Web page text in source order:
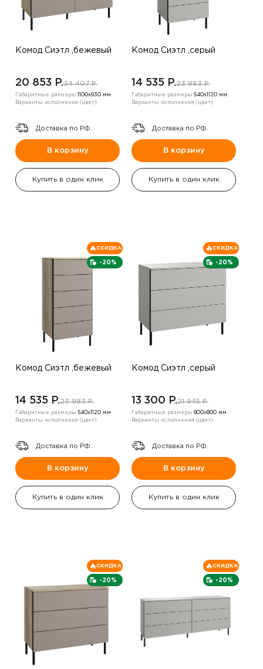
Комод Сиэтл ,бежевый
20 853 P.34 407 P.
Габаритные размеры: 1100х930 мм
Варианты исполнения (цвет):
Доставка по РФ.
В корзину
Купить в один клик
Комод Сиэтл ,серый
14 535 P.23 983 P.
Габаритные размеры:540х1120 мм
Варианты исполнения (цвет):
Доставка по РФ.
В корзину
Купить в один клик
-20%
СКИДКА
Комод Сиэтл ,бежевый
14 535 P.23 983 P.
Габаритные размеры:540х1120 мм
Варианты исполнения (цвет):
Доставка по РФ.
В корзину
Купить в один клик
-20%
СКИДКА
Комод Сиэтл ,серый
13 300 P.21 945 P.
Габаритные размеры:900х800 мм
Варианты исполнения (цвет):
Доставка по РФ.
В корзину
Купить в один клик
-20%
СКИДКА
-20%
СКИДКА